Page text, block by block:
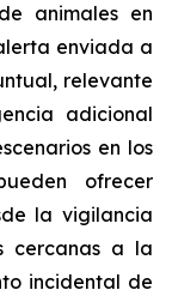
animales en
enviada a
relevante
adicional
en los
ofrecer
la vigilancia
cercanas a la
incidental de